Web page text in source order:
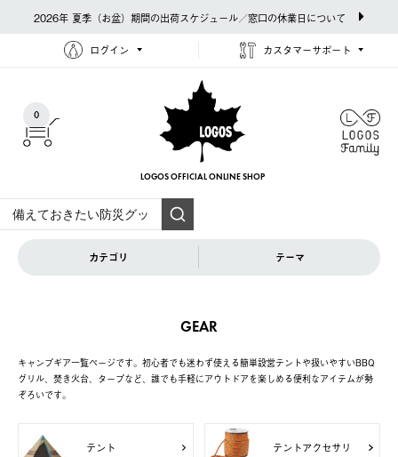
2026年 夏季（お盆）期間の出荷スケジュール／窓口の休業日について
ログイン カスタマーサポート
0
LOGOS OFFICIAL ONLINE SHOP
カテゴリ テーマ
GEAR
キャンプギア一覧ページです。初心者でも迷わず使える簡単設営テントや扱いやすいBBQ
グリル、焚き火台、タープなど、誰でも手軽にアウトドアを楽しめる便利なアイテムが勢
ぞろいです。
テント テントアクセサリ